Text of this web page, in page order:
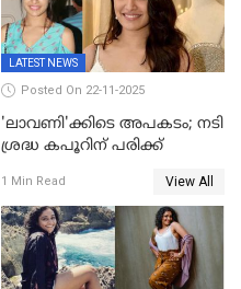
ആവശ്യപ്പെട്ട് മുൻ മിസ് ഇന്ത്യ
LATEST NEWS
Posted On 22-11-2025
'ലാവണി'ക്കിടെ അപകടം; നടി
ശ്രദ്ധ കപൂറിന് പരിക്ക്
1 Min Read View All